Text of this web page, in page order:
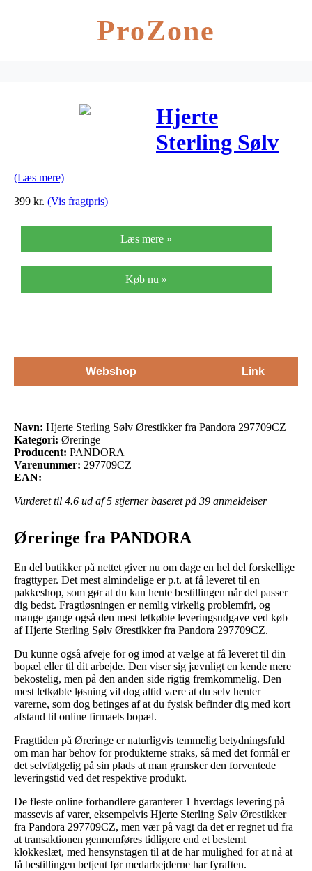
ProZone
Hjerte
Sterling Sølv
297709CZ
(Læs mere)
399 kr. (Vis fragtpris)
Læs mere »
Køb nu »
Webshop Link
Navn: Hjerte Sterling Sølv Ørestikker fra Pandora 297709CZ
Kategori: Øreringe
Producent: PANDORA
Varenummer: 297709CZ
EAN:
Vurderet til 4.6 ud af 5 stjerner baseret på 39 anmeldelser
Øreringe fra PANDORA
En del butikker på nettet giver nu om dage en hel del forskellige
fragttyper. Det mest almindelige er p.t. at få leveret til en
pakkeshop, som gør at du kan hente bestillingen når det passer
dig bedst. Fragtløsningen er nemlig virkelig problemfri, og
mange gange også den mest letkøbte leveringsudgave ved køb
af Hjerte Sterling Sølv Ørestikker fra Pandora 297709CZ.
Du kunne også afveje for og imod at vælge at få leveret til din
bopæl eller til dit arbejde. Den viser sig jævnligt en kende mere
bekostelig, men på den anden side rigtig fremkommelig. Den
mest letkøbte løsning vil dog altid være at du selv henter
varerne, som dog betinges af at du fysisk befinder dig med kort
afstand til online firmaets bopæl.
Fragttiden på Øreringe er naturligvis temmelig betydningsfuld
om man har behov for produkterne straks, så med det formål er
det selvfølgelig på sin plads at man gransker den forventede
leveringstid ved det respektive produkt.
De fleste online forhandlere garanterer 1 hverdags levering på
massevis af varer, eksempelvis Hjerte Sterling Sølv Ørestikker
fra Pandora 297709CZ, men vær på vagt da det er regnet ud fra
at transaktionen gennemføres tidligere end et bestemt
klokkeslæt, med hensynstagen til at de har mulighed for at nå at
få bestillingen betjent før medarbejderne har fyraften.